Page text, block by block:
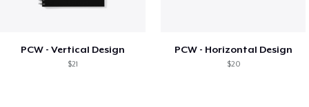
PCW - Vertical Design
$21
PCW - Horizontal Design
$20